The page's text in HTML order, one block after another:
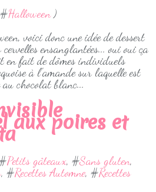
Halloween)
voici donc une idée de dessert
ensanglantées... oui oui ça
en fait de dômes individuels
à l'amande sur laquelle est
au chocolat blanc...
aux poires et
Petits gâteaux, #Sans gluten,
, #Recettes Automne, #Recettes